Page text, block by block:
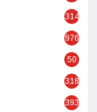
314
976
50
318
393